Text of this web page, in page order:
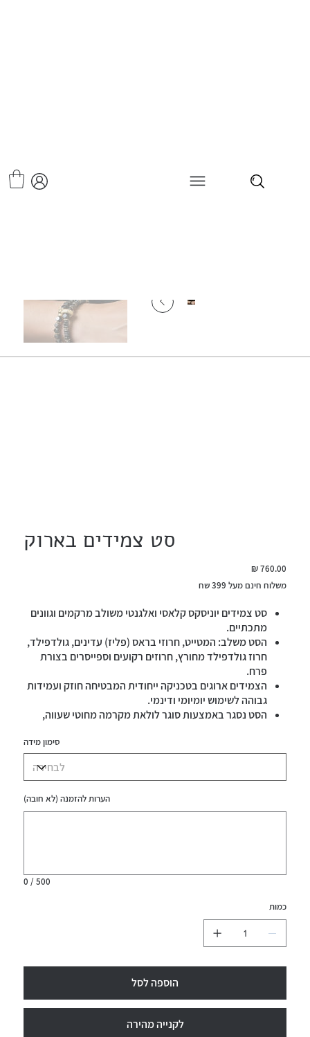
סט צמידים בארוק
מחיר
משלוח חינם מעל 399 שח
סט צמידים יוניסקס קלאסי ואלגנטי משולב מרקמים וגוונים
מתכתיים.
הסט משלב: המטייט, חרוזי בראס (פליז) עדינים, גולדפילד,
חרוז גולדפילד מחורץ, חרוזים רקועים וספייסרים בצורת
פרח.
הצמידים ארוגים בטכניקה ייחודית המבטיחה חוזק ועמידות
גבוהה לשימוש יומיומי ודינמי.
הסט נסגר באמצעות סוגר לולאת מקרמה מחוטי שעווה,
סימון מידה
הערות להזמנה (לא חובה)
0 / 500
כמות
הוספה לסל
לקנייה מהירה